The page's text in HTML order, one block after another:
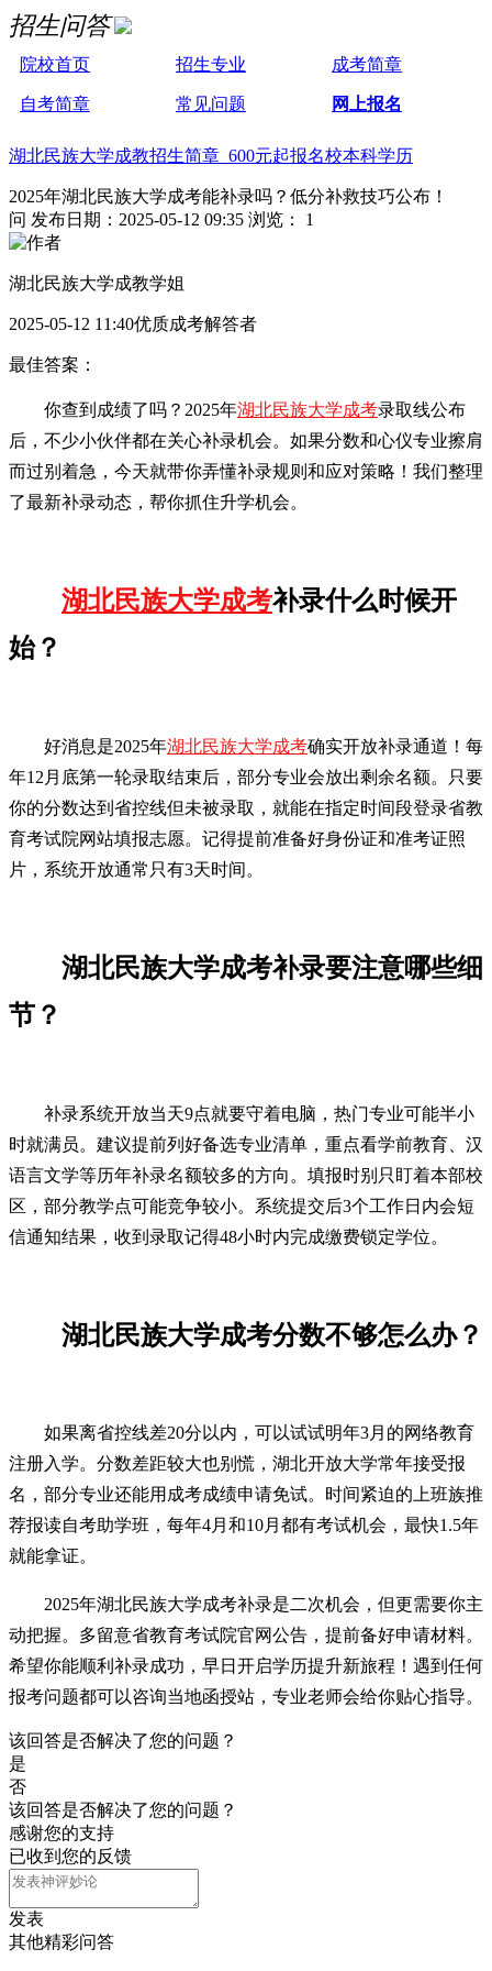
招生问答
院校首页 招生专业 成考简章
自考简章 常见问题 网上报名
湖北民族大学成教招生简章 600元起报名校本科学历
2025年湖北民族大学成考能补录吗？低分补救技巧公布！
问 发布日期：2025-05-12 09:35 浏览： 1
湖北民族大学成教学姐
2025-05-12 11:40优质成考解答者
最佳答案：
你查到成绩了吗？2025年湖北民族大学成考录取线公布
后，不少小伙伴都在关心补录机会。如果分数和心仪专业擦肩
而过别着急，今天就带你弄懂补录规则和应对策略！我们整理
了最新补录动态，帮你抓住升学机会。
湖北民族大学成考补录什么时候开
始？
好消息是2025年湖北民族大学成考确实开放补录通道！每
年12月底第一轮录取结束后，部分专业会放出剩余名额。只要
你的分数达到省控线但未被录取，就能在指定时间段登录省教
育考试院网站填报志愿。记得提前准备好身份证和准考证照
片，系统开放通常只有3天时间。
湖北民族大学成考补录要注意哪些细
节？
补录系统开放当天9点就要守着电脑，热门专业可能半小
时就满员。建议提前列好备选专业清单，重点看学前教育、汉
语言文学等历年补录名额较多的方向。填报时别只盯着本部校
区，部分教学点可能竞争较小。系统提交后3个工作日内会短
信通知结果，收到录取记得48小时内完成缴费锁定学位。
湖北民族大学成考分数不够怎么办？
如果离省控线差20分以内，可以试试明年3月的网络教育
注册入学。分数差距较大也别慌，湖北开放大学常年接受报
名，部分专业还能用成考成绩申请免试。时间紧迫的上班族推
荐报读自考助学班，每年4月和10月都有考试机会，最快1.5年
就能拿证。
2025年湖北民族大学成考补录是二次机会，但更需要你主
动把握。多留意省教育考试院官网公告，提前备好申请材料。
希望你能顺利补录成功，早日开启学历提升新旅程！遇到任何
报考问题都可以咨询当地函授站，专业老师会给你贴心指导。
该回答是否解决了您的问题？
是
否
该回答是否解决了您的问题？
感谢您的支持
已收到您的反馈
发表
其他精彩问答